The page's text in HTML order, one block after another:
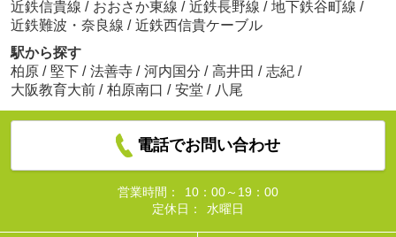
近鉄信貴線 / おおさか東線 / 近鉄長野線 / 地下鉄谷町線 /
近鉄難波・奈良線 / 近鉄西信貴ケーブル
駅から探す
柏原 / 堅下 / 法善寺 / 河内国分 / 高井田 / 志紀 /
大阪教育大前 / 柏原南口 / 安堂 / 八尾
電話でお問い合わせ
営業時間：
10：00～19：00
定休日：
水曜日